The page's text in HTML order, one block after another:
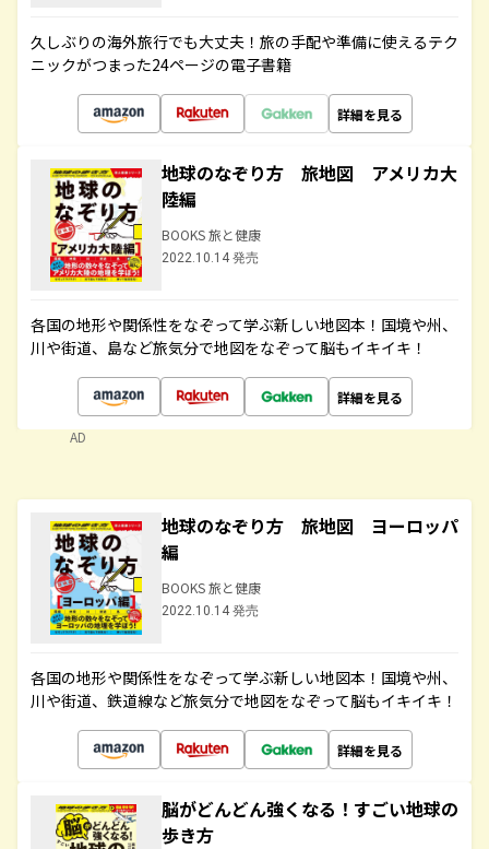
久しぶりの海外旅行でも大丈夫！旅の手配や準備に使えるテク
ニックがつまった24ページの電子書籍
詳細を見る
地球のなぞり方 旅地図 アメリカ大
陸編
BOOKS 旅と健康
2022.10.14 発売
各国の地形や関係性をなぞって学ぶ新しい地図本！国境や州、
川や街道、島など旅気分で地図をなぞって脳もイキイキ！
詳細を見る
AD
地球のなぞり方 旅地図 ヨーロッパ
編
BOOKS 旅と健康
2022.10.14 発売
各国の地形や関係性をなぞって学ぶ新しい地図本！国境や州、
川や街道、鉄道線など旅気分で地図をなぞって脳もイキイキ！
詳細を見る
脳がどんどん強くなる！すごい地球の
歩き方